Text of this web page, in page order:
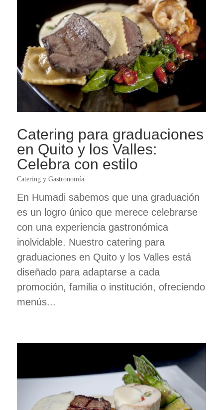
Catering para graduaciones
en Quito y los Valles:
Celebra con estilo
Catering y Gastronomía
En Humadi sabemos que una graduación
es un logro único que merece celebrarse
con una experiencia gastronómica
inolvidable. Nuestro catering para
graduaciones en Quito y los Valles está
diseñado para adaptarse a cada
promoción, familia o institución, ofreciendo
menús...